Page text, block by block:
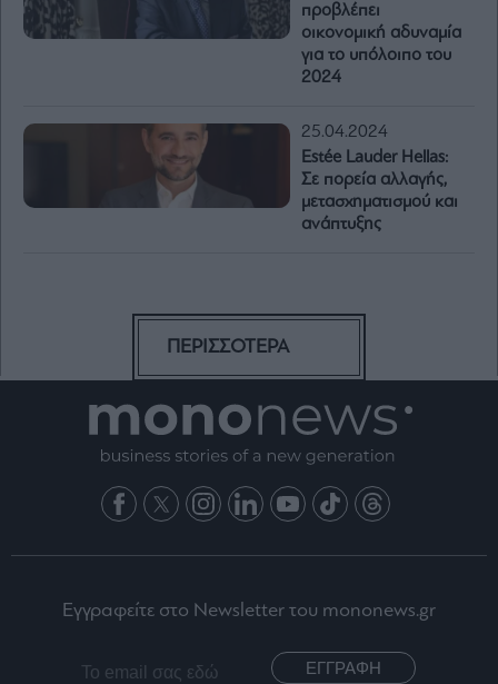
προβλέπει
οικονομική αδυναμία
για το υπόλοιπο του
2024
25.04.2024
Estée Lauder Hellas:
Σε πορεία αλλαγής,
μετασχηματισμού και
ανάπτυξης
ΠΕΡΙΣΣΟΤΕΡΑ
Εγγραφείτε στο Newsletter του mononews.gr
ΕΓΓΡΑΦΗ